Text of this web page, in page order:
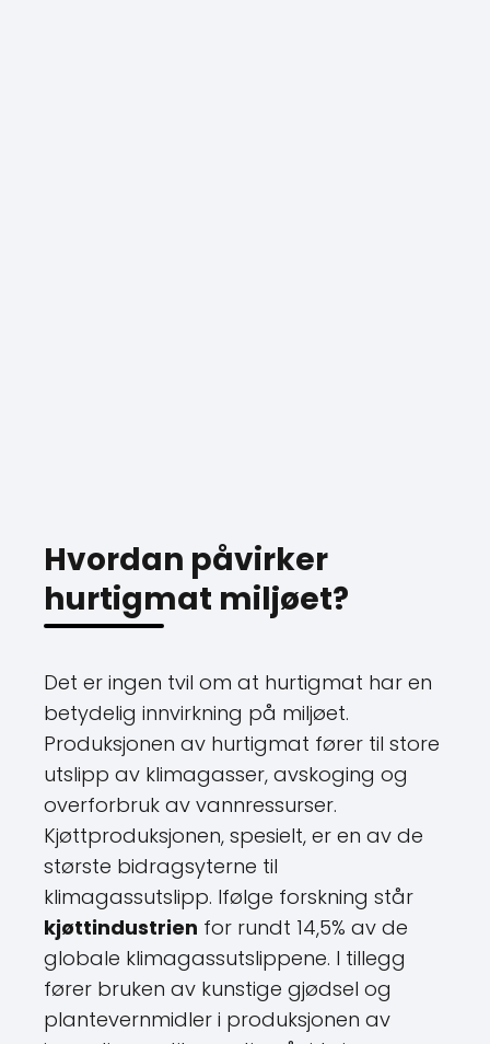
Hvordan påvirker
hurtigmat miljøet?
Det er ingen tvil om at hurtigmat har en
betydelig innvirkning på miljøet.
Produksjonen av hurtigmat fører til store
utslipp av klimagasser, avskoging og
overforbruk av vannressurser.
Kjøttproduksjonen, spesielt, er en av de
største bidragsyterne til
klimagassutslipp. Ifølge forskning står
kjøttindustrien for rundt 14,5% av de
globale klimagassutslippene. I tillegg
fører bruken av kunstige gjødsel og
plantevernmidler i produksjonen av